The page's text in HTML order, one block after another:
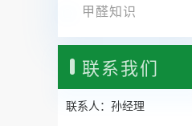
甲醛知识
联系我们
联系人：孙经理